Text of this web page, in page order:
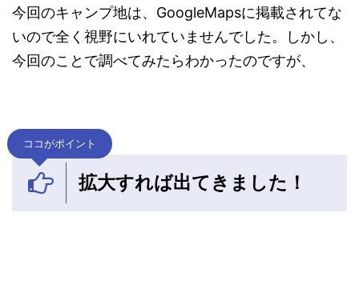
今回のキャンプ地は、GoogleMapsに掲載されてな
いので全く視野にいれていませんでした。しかし、
今回のことで調べてみたらわかったのですが、
ココがポイント
拡大すれば出てきました！